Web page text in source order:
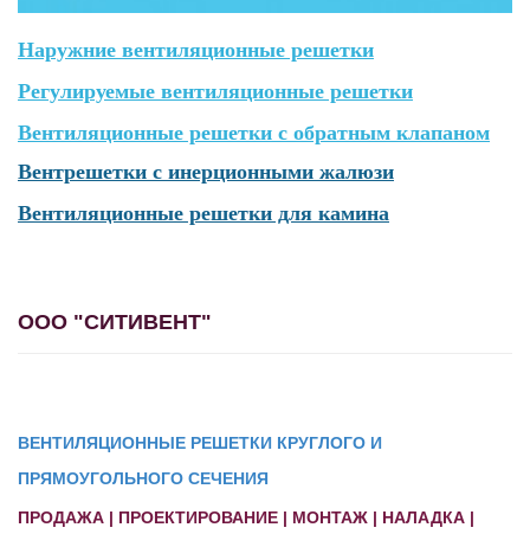
Наружние вентиляционные решетки
Регулируемые вентиляционные решетки
Вентиляционные решетки с обратным клапаном
Вентрешетки с инерционными жалюзи
Вентиляционные решетки для камина
ООО "СИТИВЕНТ"
ВЕНТИЛЯЦИОННЫЕ РЕШЕТКИ КРУГЛОГО И
ПРЯМОУГОЛЬНОГО СЕЧЕНИЯ
ПРОДАЖА | ПРОЕКТИРОВАНИЕ | МОНТАЖ | НАЛАДКА |